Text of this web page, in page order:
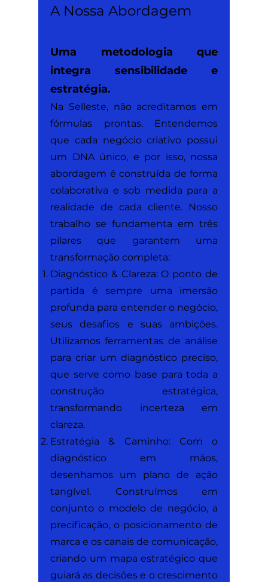
A Nossa Abordagem
Uma metodologia que
integra sensibilidade e
estratégia.
Na Selleste, não acreditamos em
fórmulas prontas. Entendemos
que cada negócio criativo possui
um DNA único, e por isso, nossa
abordagem é construída de forma
colaborativa e sob medida para a
realidade de cada cliente. Nosso
trabalho se fundamenta em três
pilares que garantem uma
transformação completa:
Diagnóstico & Clareza: O ponto de
partida é sempre uma imersão
profunda para entender o negócio,
seus desafios e suas ambições.
Utilizamos ferramentas de análise
para criar um diagnóstico preciso,
que serve como base para toda a
construção estratégica,
transformando incerteza em
clareza.
Estratégia & Caminho: Com o
diagnóstico em mãos,
desenhamos um plano de ação
tangível. Construímos em
conjunto o modelo de negócio, a
precificação, o posicionamento de
marca e os canais de comunicação,
criando um mapa estratégico que
guiará as decisões e o crescimento